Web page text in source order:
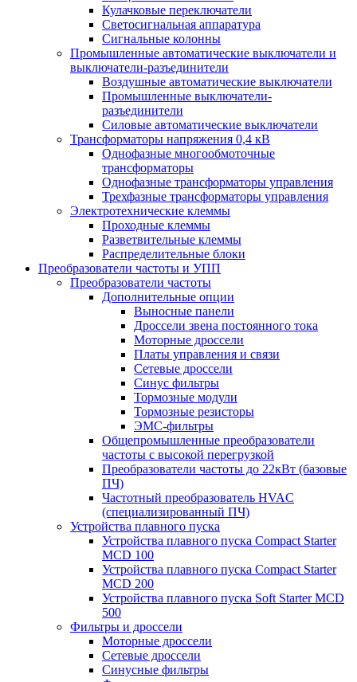
Кулачковые переключатели
Светосигнальная аппаратура
Сигнальные колонны
Промышленные автоматические выключатели и
выключатели-разъединители
Воздушные автоматические выключатели
Промышленные выключатели-
разъединители
Силовые автоматические выключатели
Трансформаторы напряжения 0,4 кВ
Однофазные многообмоточные
трансформаторы
Однофазные трансформаторы управления
Трехфазные трансформаторы управления
Электротехнические клеммы
Проходные клеммы
Разветвительные клеммы
Распределительные блоки
Преобразователи частоты и УПП
Преобразователи частоты
Дополнительные опции
Выносные панели
Дроссели звена постоянного тока
Моторные дроссели
Платы управления и связи
Сетевые дроссели
Синус фильтры
Тормозные модули
Тормозные резисторы
ЭМС-фильтры
Общепромышленные преобразователи
частоты с высокой перегрузкой
Преобразователи частоты до 22кВт (базовые
ПЧ)
Частотный преобразователь HVAC
(специализированный ПЧ)
Устройства плавного пуска
Устройства плавного пуска Compact Starter
MCD 100
Устройства плавного пуска Compact Starter
MCD 200
Устройства плавного пуска Soft Starter MCD
500
Фильтры и дроссели
Моторные дроссели
Сетевые дроссели
Синусные фильтры